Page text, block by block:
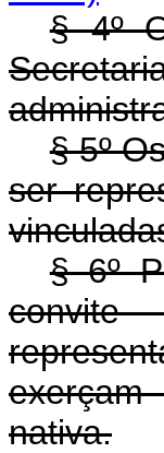
§ 4º
§ 5º
ser
§ 6º
convite
nativa.